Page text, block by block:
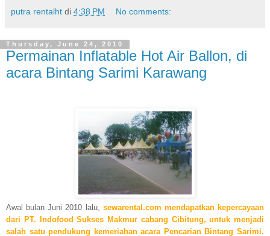
putra rentalht di 4:38 PM No comments:
Thursday, June 24, 2010
Permainan Inflatable Hot Air Ballon, di
acara Bintang Sarimi Karawang
Awal bulan Juni 2010 lalu, sewarental.com mendapatkan kepercayaan
dari PT. Indofood Sukses Makmur cabang Cibitung, untuk menjadi
salah satu pendukung kemeriahan acara Pencarian Bintang Sarimi.